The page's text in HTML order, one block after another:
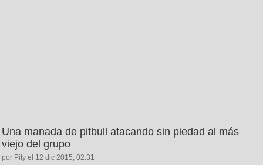
Una manada de pitbull atacando sin piedad al más
viejo del grupo
por Pity el 12 dic 2015, 02:31